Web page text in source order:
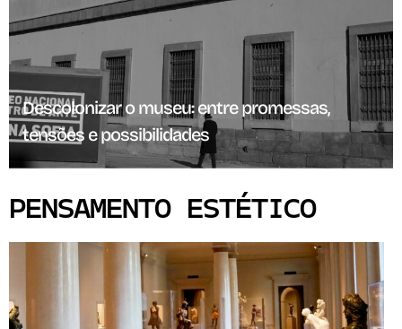
Descolonizar o museu: entre promessas,
tensões e possibilidades
PENSAMENTO ESTÉTICO